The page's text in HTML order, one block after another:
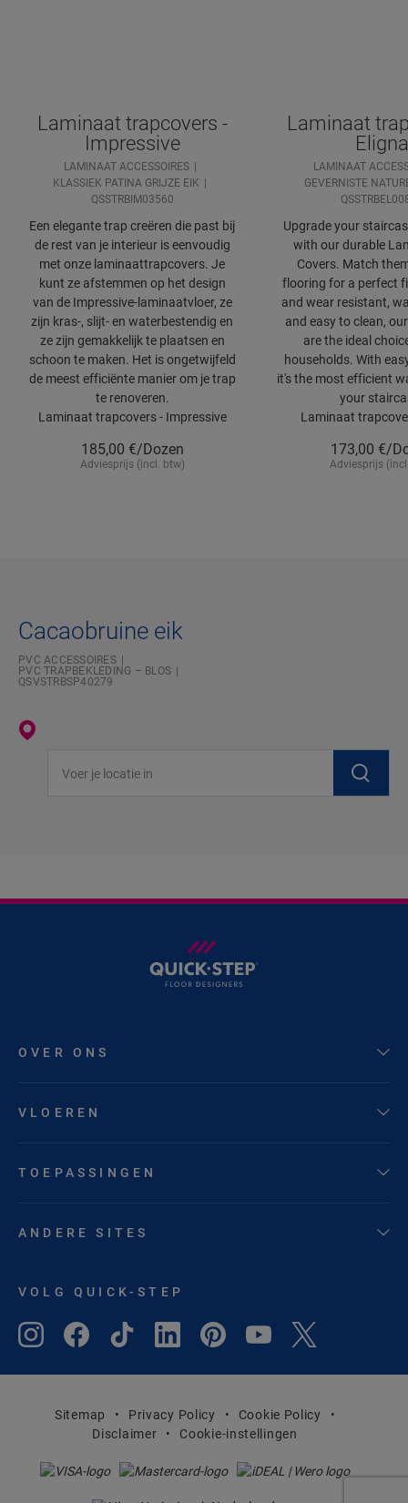
Laminaat trapcovers -
Impressive
LAMINAAT ACCESSOIRES
KLASSIEK PATINA GRIJZE EIK
QSSTRBIM03560
Een elegante trap creëren die past bij
de rest van je interieur is eenvoudig
met onze laminaattrapcovers. Je
kunt ze afstemmen op het design
van de Impressive-laminaatvloer, ze
zijn kras-, slijt- en waterbestendig en
ze zijn gemakkelijk te plaatsen en
schoon te maken. Het is ongetwijfeld
de meest efficiënte manier om je trap
te renoveren.
Laminaat trapcovers - Impressive
185,00 €/Dozen
Adviesprijs (incl. btw)
Laminaat
Eligna
LAMINAAT
GEVERNISTE
Upgrade your
with our durable
Covers. Match
flooring for a perfect
and wear resistant,
and easy to clean,
are the ideal
households. With
it's the most efficient
your
Laminaat
173,00 €/
Adviesprijs
Cacaobruine eik
PVC ACCESSOIRES
PVC TRAPBEKLEDING – BLOS
QSVSTRBSP40279
OVER ONS
VLOEREN
TOEPASSINGEN
ANDERE SITES
VOLG QUICK-STEP
Sitemap Privacy Policy
Cookie Policy
Disclaimer
Cookie-instellingen